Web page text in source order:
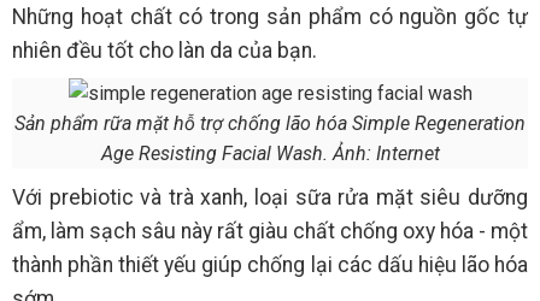
Những hoạt chất có trong sản phẩm có nguồn gốc tự
nhiên đều tốt cho làn da của bạn.
Sản phẩm rữa mặt hỗ trợ chống lão hóa Simple Regeneration
Age Resisting Facial Wash. Ảnh: Internet
Với prebiotic và trà xanh, loại sữa rửa mặt siêu dưỡng
ẩm, làm sạch sâu này rất giàu chất chống oxy hóa - một
thành phần thiết yếu giúp chống lại các dấu hiệu lão hóa